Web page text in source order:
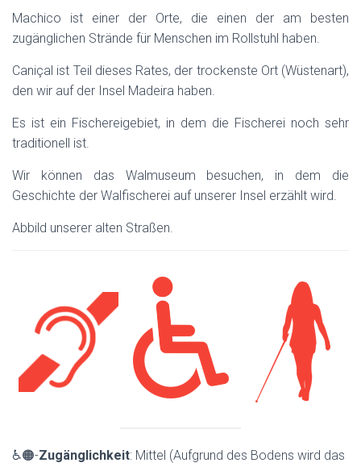
Machico ist einer der Orte, die einen der am besten
zugänglichen Strände für Menschen im Rollstuhl haben.
Caniçal ist Teil dieses Rates, der trockenste Ort (Wüstenart),
den wir auf der Insel Madeira haben.
Es ist ein Fischereigebiet, in dem die Fischerei noch sehr
traditionell ist.
Wir können das Walmuseum besuchen, in dem die
Geschichte der Walfischerei auf unserer Insel erzählt wird.
Abbild unserer alten Straßen.
♿🟠-Zugänglichkeit: Mittel (Aufgrund des Bodens wird das